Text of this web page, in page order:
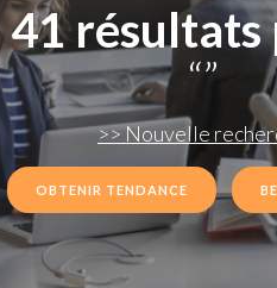
41résultats
“”
>> Nouvelle
OBTENIR TENDANCE